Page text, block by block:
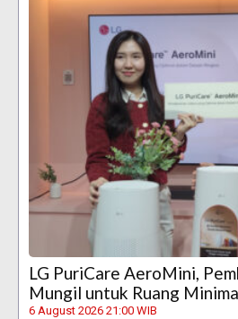
LG PuriCare AeroMini,
Mungil untuk Ruang
6 August 2026 21:00 WIB